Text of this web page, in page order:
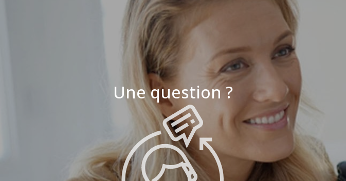
Une question ?